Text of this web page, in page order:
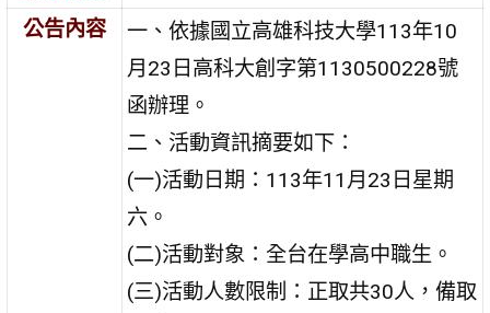
公告內容
一、依據國立高雄科技大學113年10
月23日高科大創字第1130500228號
函辦理。
二、活動資訊摘要如下：
(一)活動日期：113年11月23日星期
六。
(二)活動對象：全台在學高中職生。
(三)活動人數限制：正取共30人，備取